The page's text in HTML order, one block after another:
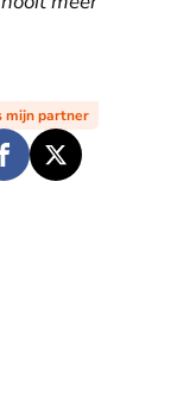
mijn partner